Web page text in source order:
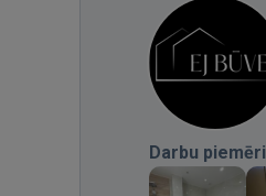
Darbu piemēri